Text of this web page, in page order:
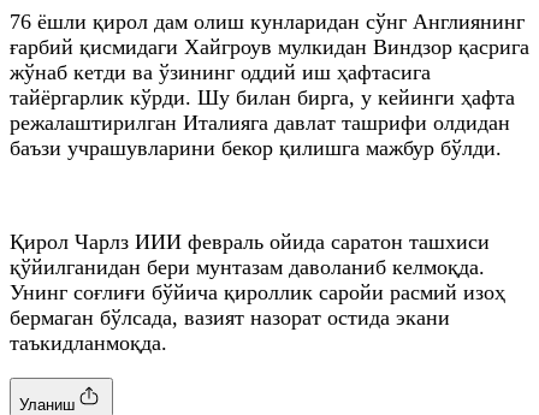
76 ёшли қирол дам олиш кунларидан сўнг Англиянинг
ғарбий қисмидаги Хайгроув мулкидан Виндзор қасрига
жўнаб кетди ва ўзининг оддий иш ҳафтасига
тайёргарлик кўрди. Шу билан бирга, у кейинги ҳафта
режалаштирилган Италияга давлат ташрифи олдидан
баъзи учрашувларини бекор қилишга мажбур бўлди.
Қирол Чарлз ИИИ февраль ойида саратон ташхиси
қўйилганидан бери мунтазам даволаниб келмоқда.
Унинг соғлиғи бўйича қироллик саройи расмий изоҳ
бермаган бўлсада, вазият назорат остида экани
таъкидланмоқда.
Уланиш